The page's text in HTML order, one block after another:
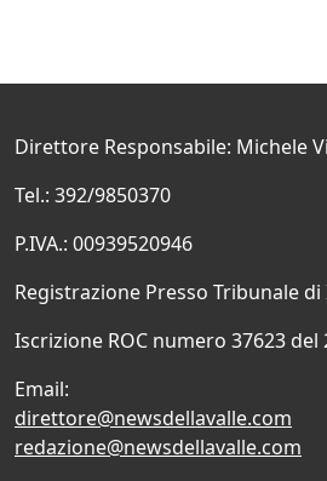
Direttore Responsabile: Michele
Tel.: 392/9850370
P.IVA.: 00939520946
Registrazione Presso Tribunale
Iscrizione ROC numero 37623 del
Email:
direttore@newsdellavalle.com
redazione@newsdellavalle.com